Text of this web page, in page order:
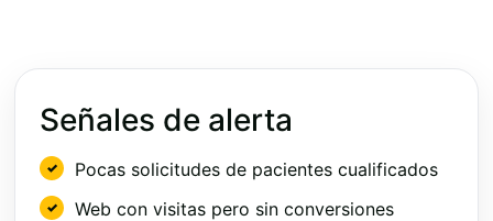
Señales de alerta
Pocas solicitudes de pacientes cualificados
Web con visitas pero sin conversiones